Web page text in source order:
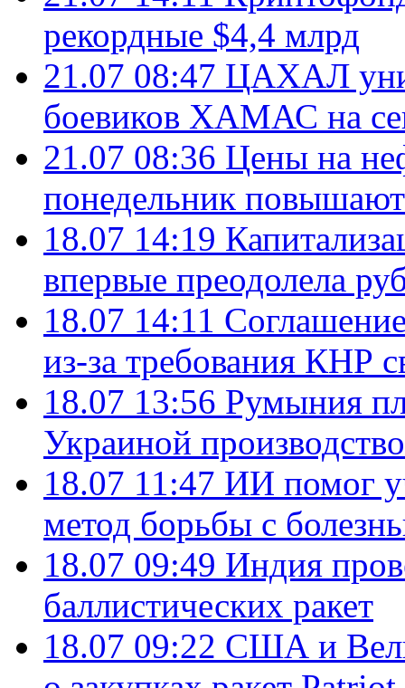
рекордные $4,4 млрд
21.07 08:47 ЦАХАЛ
боевиков ХАМАС на
21.07 08:36 Цены на
понедельник
18.07 14:19
впервые преодолела
18.07 14:11
из-за требования КНР
18.07 13:56 Румыния
Украиной
18.07 11:47 ИИ помог
метод борьбы с
18.07 09:49 Индия
баллистических ракет
18.07 09:22 США и